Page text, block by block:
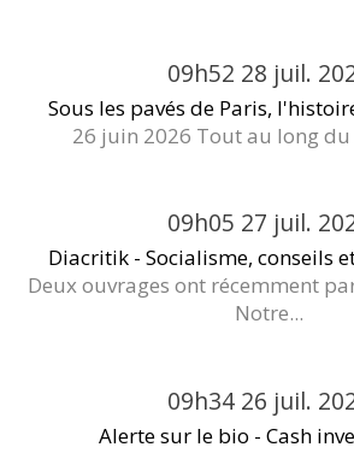
09h52 28 juil.
Sous les pavés de Paris,
26 juin 2026 Tout au long du
09h05 27 juil.
Diacritik - Socialisme, conseils
Deux ouvrages ont récemment
Notre...
09h34 26 juil.
Alerte sur le bio - Cash